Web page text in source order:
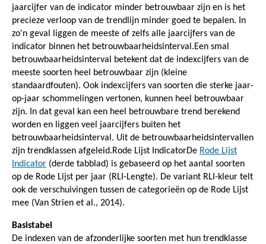
jaarcijfer van de indicator minder betrouwbaar zijn en is het
precieze verloop van de trendlijn minder goed te bepalen. In
zo'n geval liggen de meeste of zelfs alle jaarcijfers van de
indicator binnen het betrouwbaarheidsinterval.Een smal
betrouwbaarheidsinterval betekent dat de indexcijfers van de
meeste soorten heel betrouwbaar zijn (kleine
standaardfouten). Ook indexcijfers van soorten die sterke jaar-
op-jaar schommelingen vertonen, kunnen heel betrouwbaar
zijn. In dat geval kan een heel betrouwbare trend berekend
worden en liggen veel jaarcijfers buiten het
betrouwbaarheidsinterval. Uit de betrouwbaarheidsintervallen
zijn trendklassen afgeleid.Rode Lijst IndicatorDe Rode Lijst
Indicator (derde tabblad) is gebaseerd op het aantal soorten
op de Rode Lijst per jaar (RLI-Lengte). De variant RLI-kleur telt
ook de verschuivingen tussen de categorieën op de Rode Lijst
mee (Van Strien et al., 2014).
Basistabel
De indexen van de afzonderlijke soorten met hun trendklasse